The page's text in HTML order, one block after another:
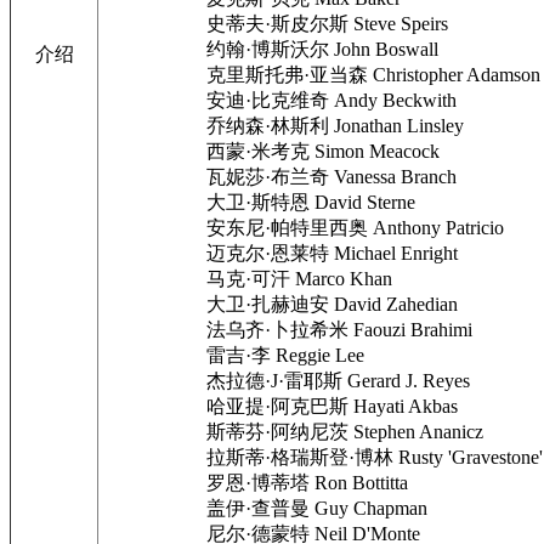
介绍
史蒂夫·斯皮尔斯 Steve Speirs
约翰·博斯沃尔 John Boswall
克里斯托弗·亚当森 Christopher Adamson
安迪·比克维奇 Andy Beckwith
乔纳森·林斯利 Jonathan Linsley
西蒙·米考克 Simon Meacock
瓦妮莎·布兰奇 Vanessa Branch
大卫·斯特恩 David Sterne
安东尼·帕特里西奥 Anthony Patricio
迈克尔·恩莱特 Michael Enright
马克·可汗 Marco Khan
大卫·扎赫迪安 David Zahedian
法乌齐·卜拉希米 Faouzi Brahimi
雷吉·李 Reggie Lee
杰拉德·J·雷耶斯 Gerard J. Reyes
哈亚提·阿克巴斯 Hayati Akbas
斯蒂芬·阿纳尼茨 Stephen Ananicz
拉斯蒂·格瑞斯登·博林 Rusty 'Gravestone'
罗恩·博蒂塔 Ron Bottitta
盖伊·查普曼 Guy Chapman
尼尔·德蒙特 Neil D'Monte